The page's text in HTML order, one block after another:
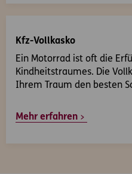
Kfz-Vollkasko
Ein Motorrad ist oft die
Kindheitstraumes. Die
Ihrem Traum den besten
Mehr erfahren